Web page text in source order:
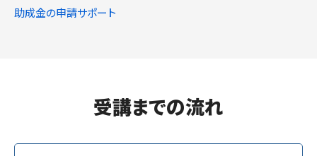
助成金の申請サポート
受講までの流れ